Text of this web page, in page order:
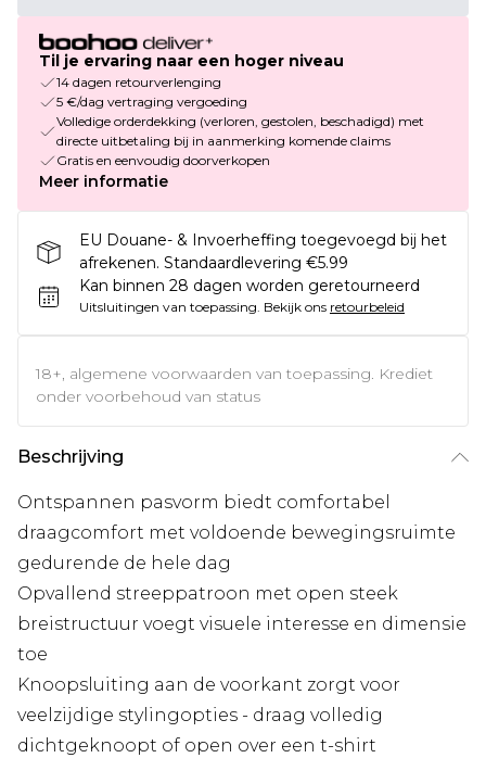
Til je ervaring naar een hoger niveau
14 dagen retourverlenging
5 €/dag vertraging vergoeding
Volledige orderdekking (verloren, gestolen, beschadigd) met
directe uitbetaling bij in aanmerking komende claims
Gratis en eenvoudig doorverkopen
Meer informatie
EU Douane- & Invoerheffing toegevoegd bij het
afrekenen. Standaardlevering €5.99
Kan binnen 28 dagen worden geretourneerd
Uitsluitingen van toepassing. Bekijk ons retourbeleid
18+, algemene voorwaarden van toepassing. Krediet
onder voorbehoud van status
Beschrijving
Ontspannen pasvorm biedt comfortabel
draagcomfort met voldoende bewegingsruimte
gedurende de hele dag
Opvallend streeppatroon met open steek
breistructuur voegt visuele interesse en dimensie
toe
Knoopsluiting aan de voorkant zorgt voor
veelzijdige stylingopties - draag volledig
dichtgeknoopt of open over een t-shirt